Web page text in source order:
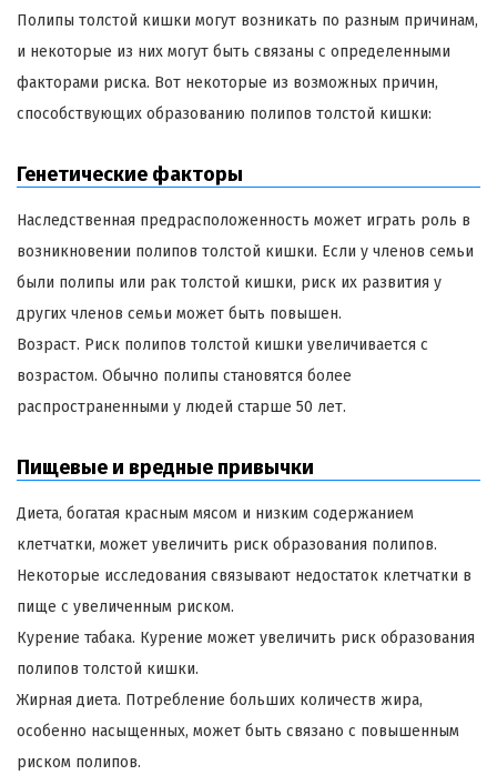
Полипы толстой кишки могут возникать по разным причинам,
и некоторые из них могут быть связаны с определенными
факторами риска. Вот некоторые из возможных причин,
способствующих образованию полипов толстой кишки:
Генетические факторы
Наследственная предрасположенность может играть роль в
возникновении полипов толстой кишки. Если у членов семьи
были полипы или рак толстой кишки, риск их развития у
других членов семьи может быть повышен.
Возраст. Риск полипов толстой кишки увеличивается с
возрастом. Обычно полипы становятся более
распространенными у людей старше 50 лет.
Пищевые и вредные привычки
Диета, богатая красным мясом и низким содержанием
клетчатки, может увеличить риск образования полипов.
Некоторые исследования связывают недостаток клетчатки в
пище с увеличенным риском.
Курение табака. Курение может увеличить риск образования
полипов толстой кишки.
Жирная диета. Потребление больших количеств жира,
особенно насыщенных, может быть связано с повышенным
риском полипов.